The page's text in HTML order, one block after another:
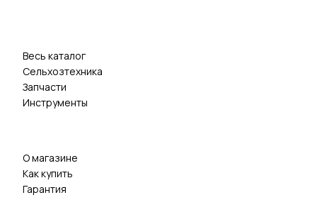
Весь каталог
Сельхозтехника
Запчасти
Инструменты
О магазине
Как купить
Гарантия